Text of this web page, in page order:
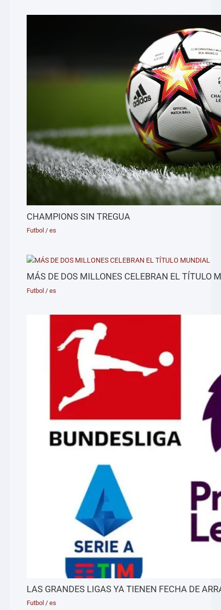
CHAMPIONS SIN TREGUA
Futbol /es
MÁS DE DOS MILLONES CELEBRAN EL TÍTULO
Futbol /es
LAS GRANDES LIGAS YA TIENEN FECHA DE
Futbol /es